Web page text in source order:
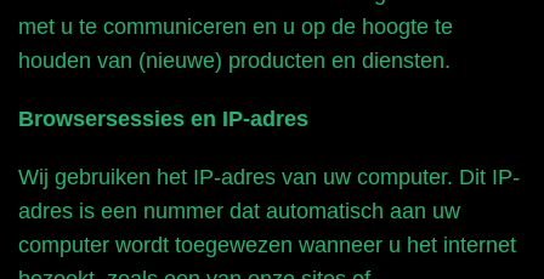
met u te communiceren en u op de hoogte te
houden van (nieuwe) producten en diensten.
Browsersessies en IP-adres
Wij gebruiken het IP-adres van uw computer. Dit IP-
adres is een nummer dat automatisch aan uw
computer wordt toegewezen wanneer u het internet